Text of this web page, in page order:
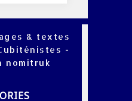
& textes
-
nomitruk